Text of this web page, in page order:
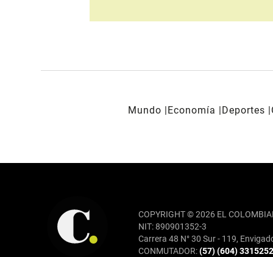
Mundo Economía Deportes
COPYRIGHT © 2026 EL
NIT: 890901352-3
Carrera 48 N° 30 Sur - 119,
CONMUTADOR:(57) (604)